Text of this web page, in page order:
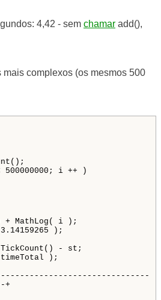
4,42 - sem chamar add(),
complexos (os mesmos 500
i ++ )
MathLog( i );
);
- st;
);
+